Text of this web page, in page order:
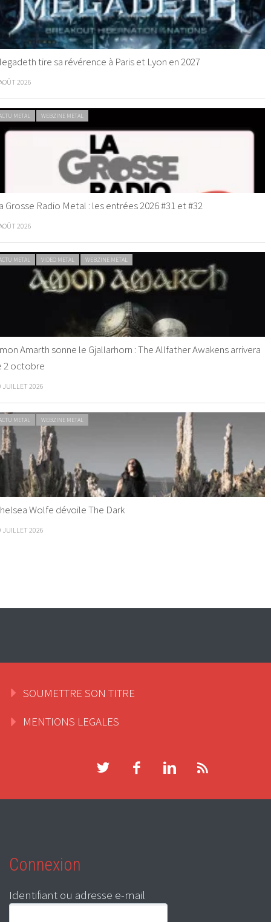
tire sa révérence à Paris et Lyon en 2027
2026
METAL WEBZINE METAL
Grosse Radio Metal : les entrées 2026 #31 et #32
2026
METAL VIDEO METAL WEBZINE METAL
Amarth sonne le Gjallarhorn : The Allfather Awakens arrivera
2 octobre
JUILLET 2026
METAL WEBZINE METAL
Wolfe dévoile The Dark
JUILLET 2026
SOUMETTRE SON TITRE
MENTIONS LEGALES
Connexion
Identifiant ou adresse e-mail